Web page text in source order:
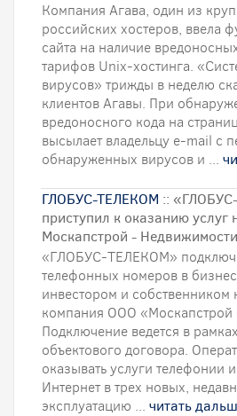
Компания Агава, один из
российских хостеров, ввела
сайта на наличие
тарифов Unix-хостинга.
вирусов» трижды в неделю
клиентов Агавы. При
вредоносного кода на
высылает владельцу e-mail с
обнаруженных вирусов и ...
ГЛОБУС-ТЕЛЕКОМ ::
приступил к оказанию услуг
Москапстрой - Недвижимости
«ГЛОБУС-ТЕЛЕКОМ»
телефонных номеров в
инвестором и собственником
компания ООО «Москапстрой
Подключение ведется в
объектового договора.
оказывать услуги телефонии
Интернет в трех новых,
эксплуатацию ... читать